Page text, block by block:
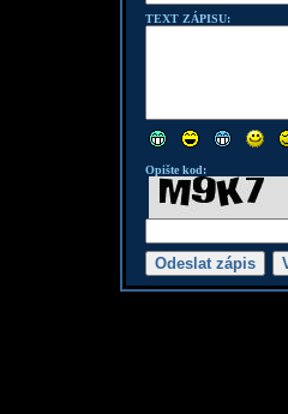
TEXT ZÁPISU:
Opište kod: